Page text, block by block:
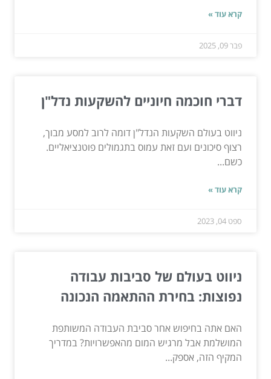
קרא עוד »
פבר 09, 2025
דברי חוכמה חיוניים להשקעות נדל"ן
ניווט בעולם השקעות הנדל"ן דומה לרוב למסע מבוך,
רצוף סיכונים ועם זאת עמוס בתגמולים פוטנציאליים.
כשם...
קרא עוד »
ספט 04, 2023
ניווט בעולם של סביבות עבודה
נפוצות: בחירת ההתאמה הנכונה
האם אתה בחיפוש אחר סביבת העבודה המשותפת
המושלמת אבל מרגיש המום מהאפשרויות? במדריך
המקיף הזה, אספק...